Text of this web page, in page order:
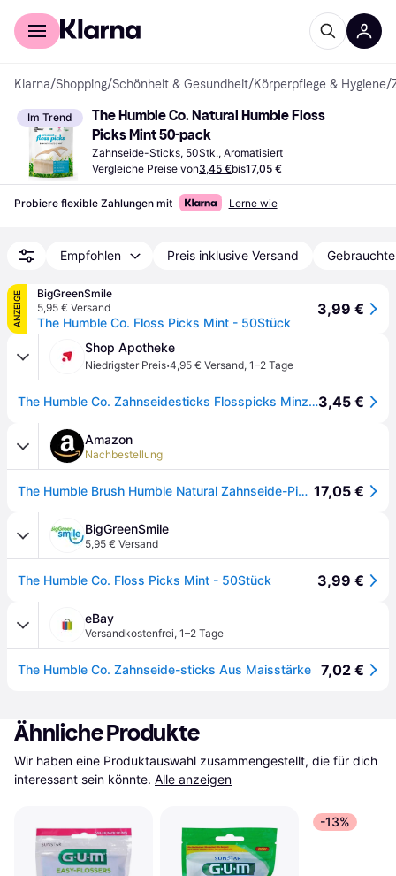
Für Shopper
Klarna/Shopping/Schönheit & Gesundheit/Körperpflege & Hygiene/
Im Trend
The Humble Co. Natural Humble Floss
Picks Mint 50-pack
Zahnseide-Sticks, 50Stk., Aromatisiert
Vergleiche Preise von3,45 €bis17,05 €
Probiere flexible Zahlungen mit Lerne wie
Empfohlen Preis inklusive Versand
ANZEIGE
BigGreenSmile
5,95 € Versand
The Humble Co. Floss Picks Mint - 50Stück
3,99 €
Shop Apotheke
Niedrigster Preis·4,95 € Versand, 1–2 Tage
The Humble Co. Zahnseidesticks Flosspicks Minze 50 St3,45 €
Amazon
Nachbestellung
The Humble Brush Humble Natural Zahnseide-Picks – Flosser – Zahnseide-Sticks – 4 x 50 Stück 17,05 €
BigGreenSmile
5,95 € Versand
The Humble Co. Floss Picks Mint - 50Stück 3,99 €
eBay
Versandkostenfrei, 1–2 Tage
The Humble Co. Zahnseide-sticks Aus Maisstärke 7,02 €
Ähnliche Produkte
Wir haben eine Produktauswahl zusammengestellt, die für dich
interessant sein könnte. Alle anzeigen
-13%